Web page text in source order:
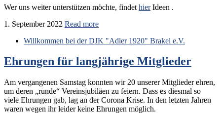
Wer uns weiter unterstützen möchte, findet hierIdeen .
1. September 2022 Read more
Willkommen bei der DJK "Adler 1920" Brakel e.V.
Ehrungen für langjährige Mitglieder
Am vergangenen Samstag konnten wir 20 unserer Mitglieder ehren,
um deren „runde“ Vereinsjubiläen zu feiern. Dass es diesmal so
viele Ehrungen gab, lag an der Corona Krise. In den letzten Jahren
waren wegen ihr leider keine Ehrungen möglich.